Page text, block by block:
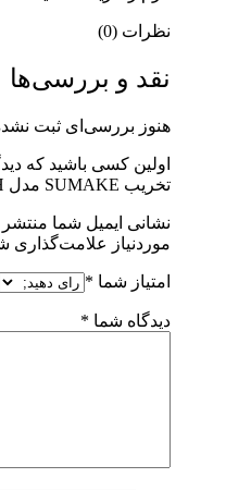
نظرات (0)
نقد و بررسی‌ها
هنوز بررسی‌ای ثبت
اولین کسی باشید که
تخریب SUMAKE مدل ST-2330 H”
نشانی ایمیل شما
موردنیاز علامت‌گذاری
امتیاز شما *
دیدگاه شما *